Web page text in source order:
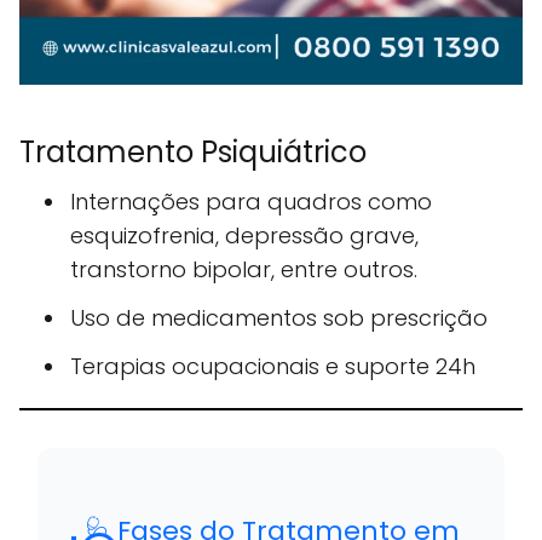
Tratamento Psiquiátrico
Internações para quadros como
esquizofrenia, depressão grave,
transtorno bipolar, entre outros.
Uso de medicamentos sob prescrição
Terapias ocupacionais e suporte 24h
🩺 Fases do Tratamento em